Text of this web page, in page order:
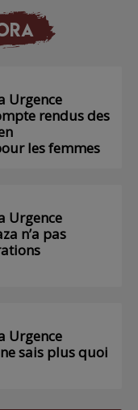
Urgence
rendus des
les femmes
Urgence
n’a pas
Urgence
sais plus quoi